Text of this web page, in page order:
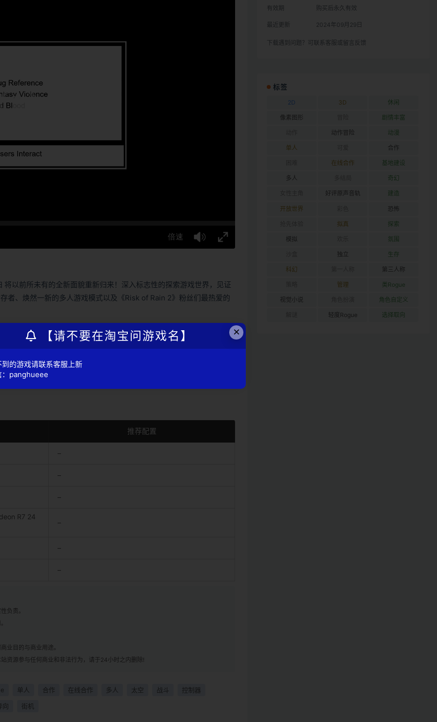
以前所未有的全新面貌重新归来！深入标志性的探索游戏世界，见证
者、焕然一新的多人游戏模式以及《Risk of Rain 2》粉丝们最热爱的
推荐配置
–
–
–
R7 24
–
–
–
负责。
业目的与商业用途。
资源参与任何商业和非法行为，请于24小时之内删除!
单人 合作 在线合作 多人 太空 战斗 控制器
向 街机
有效期 购买后永久有效
最近更新 2024年09月29日
下载遇到问题？可联系客服或留言反馈
标签
2D 3D 休闲
像素图形 剧情丰富
动作冒险 动漫
单人 合作
在线合作 基地建设
多人 奇幻
好评原声音轨 建造
开放世界 恐怖
拟真 探索
模拟 氛围
独立 生存
科幻 第三人称
管理 类Rogue
视觉小说 角色自定义
轻度Rogue 选择取向
×
【请不要在淘宝问游戏名】
到的游戏请联系客服上新
：panghueee